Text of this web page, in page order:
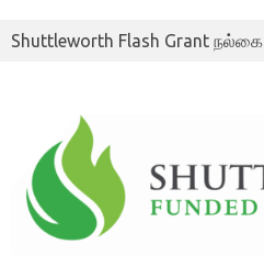
Shuttleworth Flash Grant நல்கை